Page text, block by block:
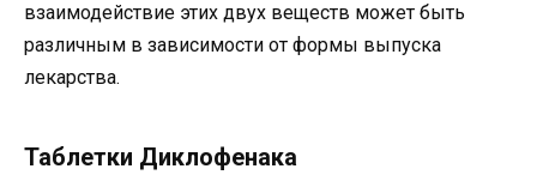
взаимодействие этих двух веществ может быть
различным в зависимости от формы выпуска
лекарства.
Таблетки Диклофенака